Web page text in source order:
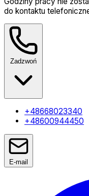
do kontaktu
Zadzwoń
+48668023340
+48600944450
E-mail